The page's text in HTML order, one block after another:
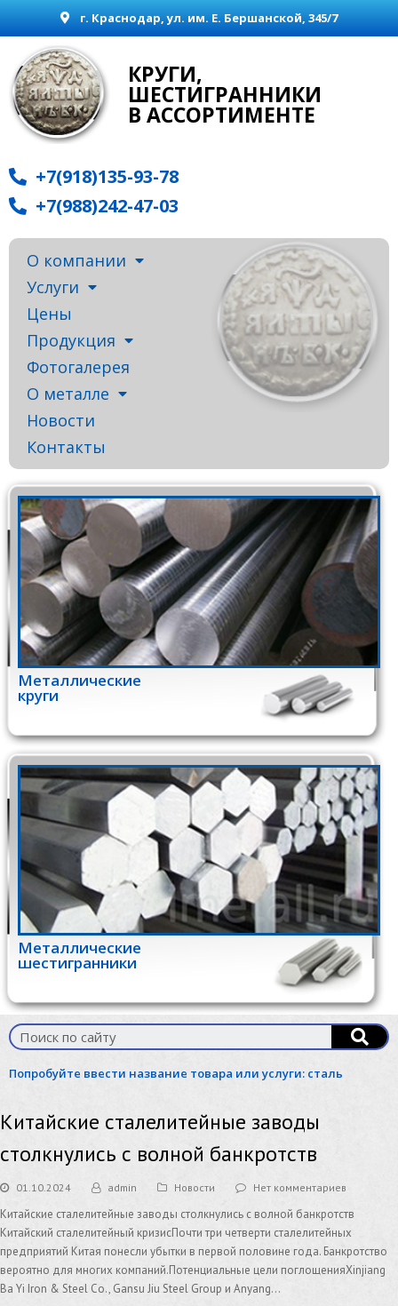
г. Краснодар, ул. им. Е. Бершанской, 345/7
КРУГИ,
ШЕСТИГРАННИКИ
В АССОРТИМЕНТЕ
+7(918)135-93-78
+7(988)242-47-03
О компании
Услуги
Цены
Продукция
Фотогалерея
О металле
Новости
Контакты
Металлические
круги
Металлические
шестигранники
Попробуйте ввести название товара или услуги: сталь
Китайские сталелитейные заводы
столкнулись с волной банкротств
01.10.2024 admin Новости Нет комментариев
Китайские сталелитейные заводы столкнулись с волной банкротств
Китайский сталелитейный кризисПочти три четверти сталелитейных
предприятий Китая понесли убытки в первой половине года. Банкротство
вероятно для многих компаний.Потенциальные цели поглощенияXinjiang
Ba Yi Iron & Steel Co., Gansu Jiu Steel Group и Anyang…